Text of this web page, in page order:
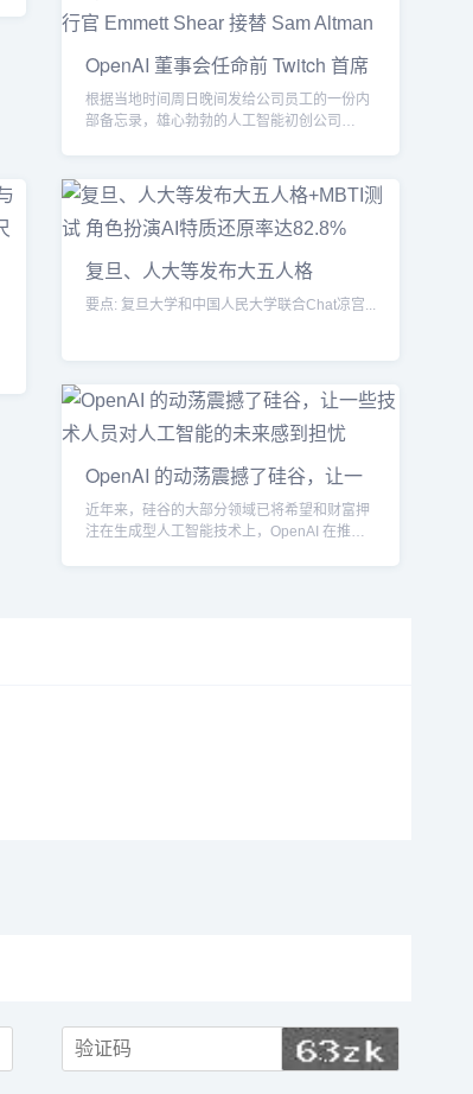
OpenAI 董事会任命前 Twitch 首席
根据当地时间周日晚间发给公司员工的一份内
部备忘录，雄心勃勃的人工智能初创公司
复旦、人大等发布大五人格
&#x2B;MB
要点: 复旦大学和中国人民大学联合Chat凉宫...
OpenAI 的动荡震撼了硅谷，让一
些技
近年来，硅谷的大部分领域已将希望和财富押
注在生成型人工智能技术上，OpenAI 在推广